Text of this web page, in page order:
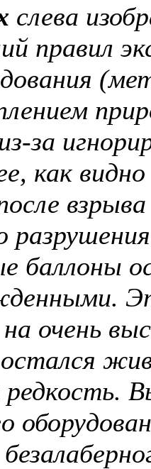
слева
правил
за
как
баллоны
очень
остался
редкость.